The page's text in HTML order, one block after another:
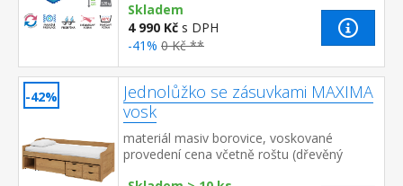
pěn obě strany – 7zónová anatomická ...
Skladem
4 990 Kč s DPH
-41% 0 Kč **
-42%
Jednolůžko se zásuvkami MAXIMA
vosk
materiál masiv borovice, voskované
provedení cena včetně roštu (dřevěný